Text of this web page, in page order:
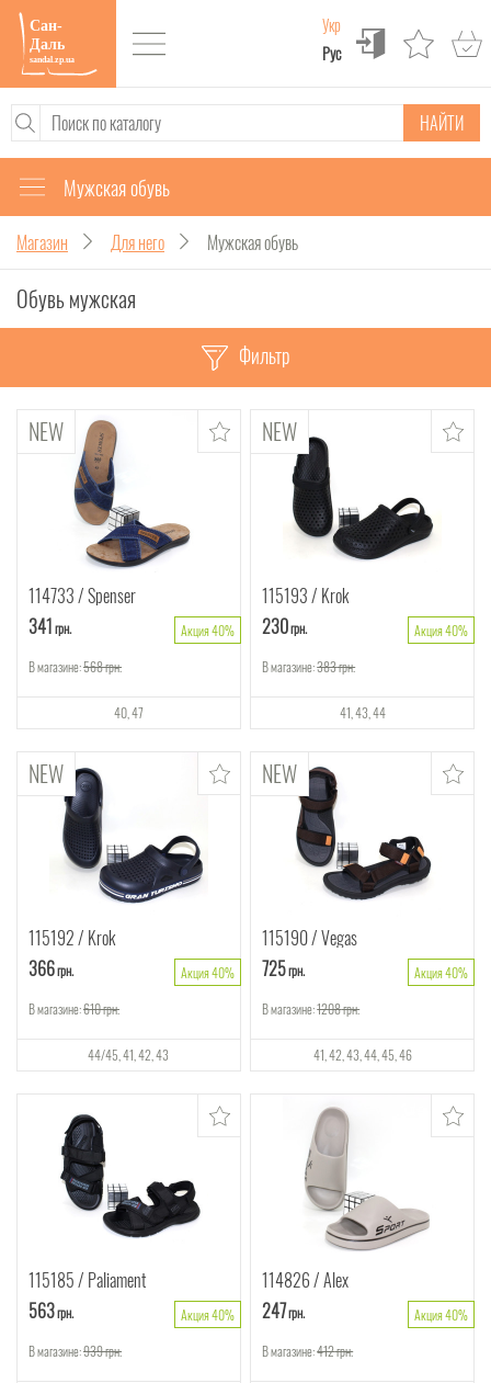
Укр
Рус
НАЙТИ
Мужская обувь
Магазин Для него Мужская обувь
Обувь мужская
Фильтр
114733 Spenser
341грн.
Акция 40%
В магазине:568грн.
40 47
115193 Krok
230грн.
Акция 40%
В магазине:383грн.
41 43 44
115192 Krok
366грн.
Акция 40%
В магазине:610грн.
44/45 41 42 43
115190 Vegas
725грн.
Акция 40%
В магазине:1208грн.
41 42 43 44 45 46
115185 Paliament
563грн.
Акция 40%
В магазине:939грн.
114826 Alex
247грн.
Акция 40%
В магазине:412грн.